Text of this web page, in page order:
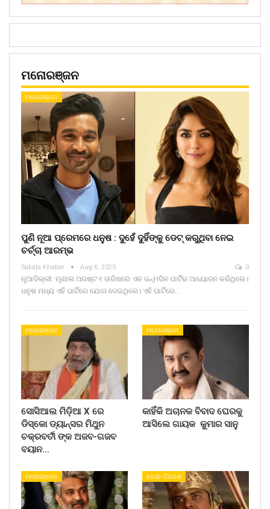
ମନୋରଞ୍ଜନ
ମନୋରଞ୍ଜନ
ପୁଣି ନୂଆ ପ୍ରେମରେ ଧନୁଷ : ଦୁହେଁ ଦୁହିଁଙ୍କୁ ଡେଟ୍ କରୁଥିବା ନେଇ
ଚର୍ଚ୍ଚା ଆରମ୍ଭ
Sakala Khabar Aug 6, 2025 0
ନୂଆଦିଲ୍ଲୀ: ମୃଣାଲ ଅଗଷ୍ଟ ୧ ତାରିଖରେ ଏକ ଜନ୍ମଦିନ ପାର୍ଟିର ଆୟୋଜନ କରିଥିଲେ।
ଧନୁଷ ମଧ୍ୟ ଏହି ପାର୍ଟିରେ ଯୋଗ ଦେଇଥିଲେ। ଏହି ପାର୍ଟିରେ…
ମନୋରଞ୍ଜନ
ସୋସିଆଲ ମିଡ଼ିଆ X ରେ
ଡିସ୍କୋ ଡ୍ୟାନ୍ସର ମିଥୁନ
ଚକ୍ରବର୍ତୀ ଙ୍କ ଅଜବ-ଗଜବ
ବୟାନ…
ମନୋରଞ୍ଜନ
କାହିଁକି ଅଚାନକ ବିବାଦ ଘେରକୁ
ଆସିଲେ ଗାୟକ କୁମାର ସାନୁ
ମନୋରଞ୍ଜନ ଦେଶ- ବିଦେଶ